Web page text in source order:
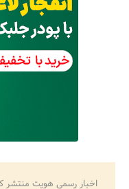
اخبار رسمی هویت منتشر